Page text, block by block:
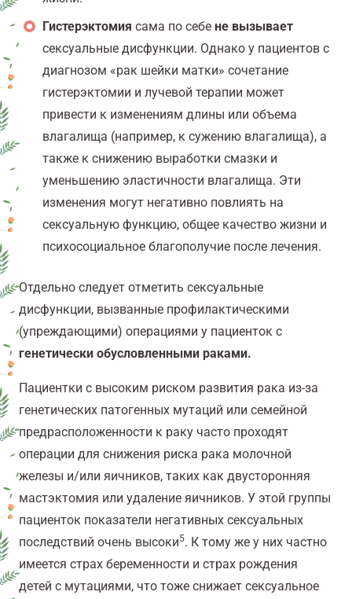
Гистерэктомия сама по себе не вызывает
сексуальные дисфункции. Однако у пациентов с
диагнозом «рак шейки матки» сочетание
гистерэктомии и лучевой терапии может
привести к изменениям длины или объема
влагалища (например, к сужению влагалища), а
также к снижению выработки смазки и
уменьшению эластичности влагалища. Эти
изменения могут негативно повлиять на
сексуальную функцию, общее качество жизни и
психосоциальное благополучие после лечения.
Отдельно следует отметить сексуальные
дисфункции, вызванные профилактическими
(упреждающими) операциями у пациенток с
генетически обусловленными раками.
Пациентки с высоким риском развития рака из-за
генетических патогенных мутаций или семейной
предрасположенности к раку часто проходят
операции для снижения риска рака молочной
железы и/или яичников, таких как двусторонняя
мастэктомия или удаление яичников. У этой группы
пациенток показатели негативных сексуальных
последствий очень высоки5. К тому же у них частно
имеется страх беременности и страх рождения
детей с мутациями, что тоже снижает сексуальное